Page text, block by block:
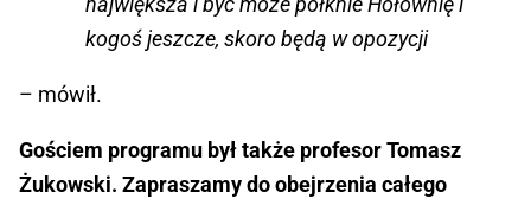
kogoś jeszcze, skoro będą w opozycji
– mówił.
Gościem programu był także profesor Tomasz
Żukowski. Zapraszamy do obejrzenia całego